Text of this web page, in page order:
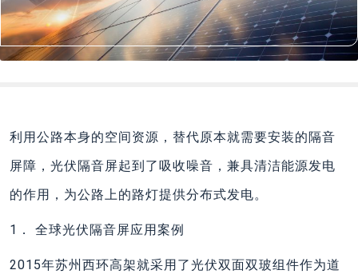
利用公路本身的空间资源，替代原本就需要安装的隔音
屏障，光伏隔音屏起到了吸收噪音，兼具清洁能源发电
的作用，为公路上的路灯提供分布式发电。
1． 全球光伏隔音屏应用案例
2015年苏州西环高架就采用了光伏双面双玻组件作为道